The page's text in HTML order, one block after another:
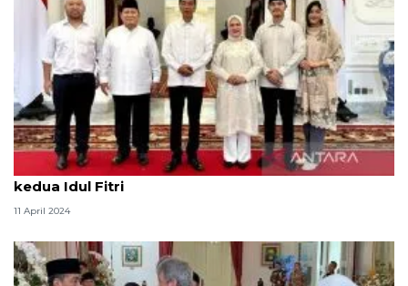
Prabowo dan putranya sambangi Istana pada hari
kedua Idul Fitri
11 April 2024